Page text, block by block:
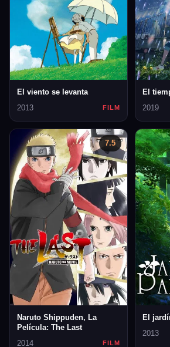
El viento se levanta
2013
FILM
El
2019
7.5
Naruto Shippuden, La
Película: The Last
2014
FILM
El
2013